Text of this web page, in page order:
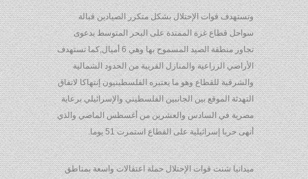
وتستهدف قوات الإحتلال بشكل متكرر الصيادين قبالة
سواحل قطاع غزة الممتدة على البحر المتوسط بدعوى
تجاوز منطقة الصيد المسموح بها وهي 6 أميال,كما تستهدف
الأراضي الزراعية والمنازل القريبة من الحدود الشمالية
والشرقية للقطاع وهو ما يعتبره الفلسطينيون إنتهاكا لاتفاق
التهدئة الموقع بين الجانبين الفلسطيني والإسرائيلي برعاية
مصرية في السادس والعشرين من أغسطس الماضي والذي
أنهى حربا إسرائيلية على القطاع استمرت 51 يوما.
ميدانيا شنت قوات الإحتلال حملة اعتقالات واسعة بمناطق